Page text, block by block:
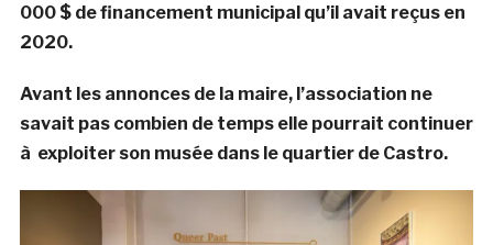
000 $ de financement municipal qu’il avait reçus en
2020.
Avant les annonces de la maire, l’association ne
savait pas combien de temps elle pourrait continuer
à exploiter son musée dans le quartier de Castro.